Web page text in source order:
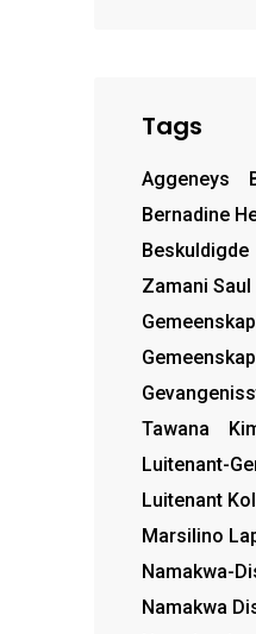
Tags
Aggeneys
Bernadine
Beskuldigde
Zamani Saul
Gemeenskap
Tawana
Luitenant-
Luitenant
Marsilino
Namakwa-
Namakwa